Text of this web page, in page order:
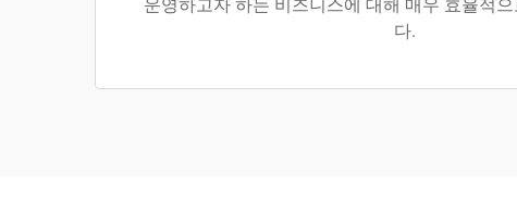
운영하고자 하는 비즈니스에 대해 매우 효율적
다.